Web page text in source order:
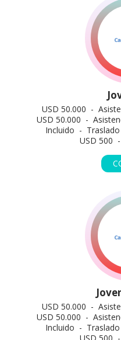
USD 50.000 -
USD 50.000 -
Incluido -
USD 500
USD 50.000 -
USD 50.000 -
Incluido -